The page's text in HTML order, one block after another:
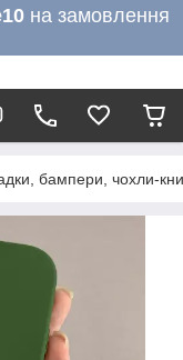
на замовлення
бампери, чохли-